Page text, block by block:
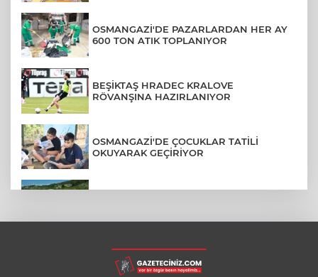
OSMANGAZİ'DE PAZARLARDAN HER AY
600 TON ATIK TOPLANIYOR
BEŞİKTAŞ HRADEC KRALOVE
RÖVANŞINA HAZIRLANIYOR
OSMANGAZİ'DE ÇOCUKLAR TATİLİ
OKUYARAK GEÇİRİYOR
ÜNİVERSİTEDEN AYRILANLARA GERİ
DÖNÜŞ HAKKI GELDİ